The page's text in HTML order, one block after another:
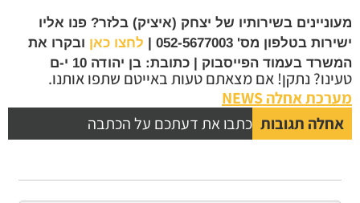
מעוניינים בשירותיו של יצחק (איציק) בלזר? פנו אליו
ישירות בטלפון מס' 052-5677003 |
לחצו כאן ובקרו את
המשרד בעמוד הפייסבוק | כתובת: בן יהודה 10 י-ם
טעינו? נתקן! אם מצאתם טעות באייטם שתפו אותנו.
מערכת אחלה NEWS
אחלה תגובות כתבו את דעתכם על הכתבה